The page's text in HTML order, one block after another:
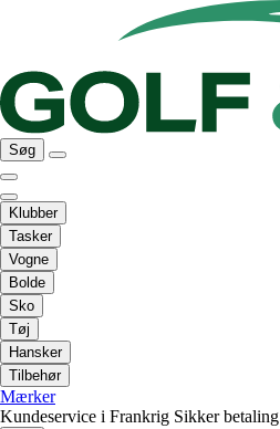
Søg
Klubber
Tasker
Vogne
Bolde
Sko
Tøj
Hansker
Tilbehør
Mærker
Kundeservice i Frankrig Sikker betaling